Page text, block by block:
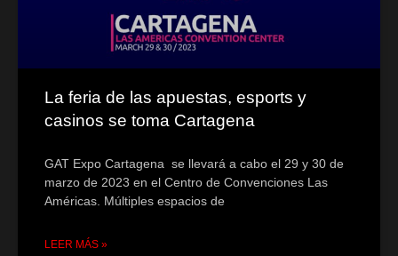
La feria de las apuestas, esports y
casinos se toma Cartagena
GAT Expo Cartagena se llevará a cabo el 29 y 30 de
marzo de 2023 en el Centro de Convenciones Las
Américas. Múltiples espacios de
LEER MÁS »